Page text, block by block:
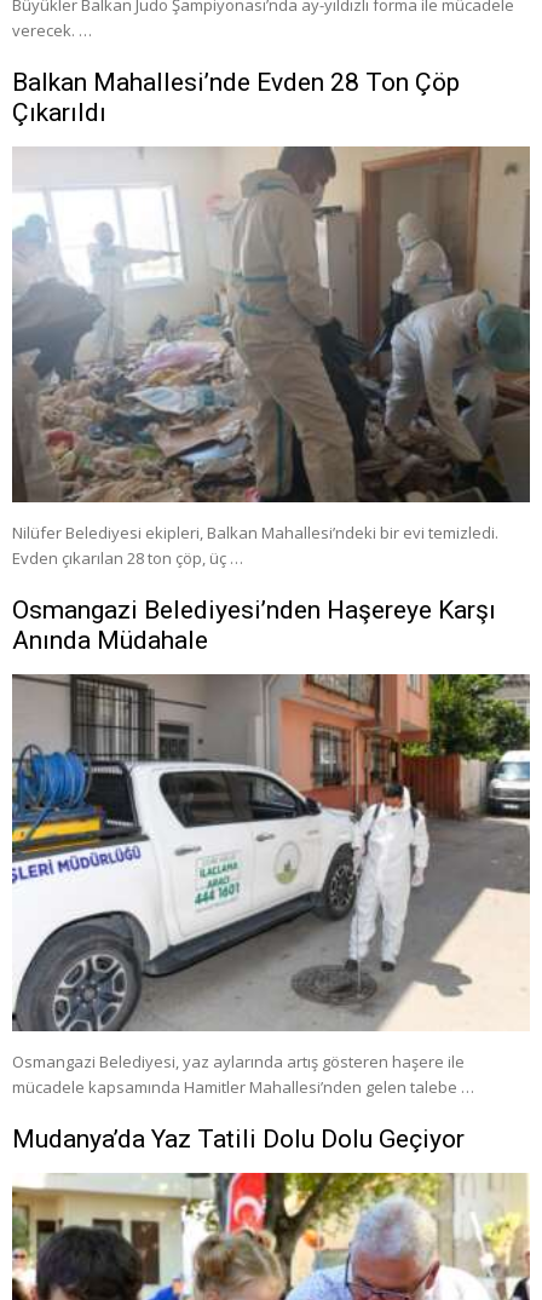
Büyükler Balkan Judo Şampiyonası’nda ay-yıldızlı forma ile mücadele
verecek. …
Balkan Mahallesi’nde Evden 28 Ton Çöp
Çıkarıldı
Nilüfer Belediyesi ekipleri, Balkan Mahallesi’ndeki bir evi temizledi.
Evden çıkarılan 28 ton çöp, üç …
Osmangazi Belediyesi’nden Haşereye Karşı
Anında Müdahale
Osmangazi Belediyesi, yaz aylarında artış gösteren haşere ile
mücadele kapsamında Hamitler Mahallesi’nden gelen talebe …
Mudanya’da Yaz Tatili Dolu Dolu Geçiyor